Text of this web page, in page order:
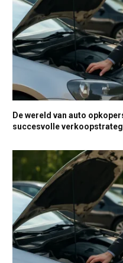
De wereld van auto
succesvolle